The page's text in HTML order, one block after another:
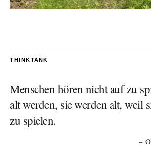
THINKTANK
Menschen hören nicht auf zu
alt werden, sie werden alt, weil
zu spielen.